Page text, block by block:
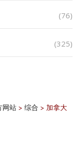
(76)
(325)
网站 > 综合 > 加拿大